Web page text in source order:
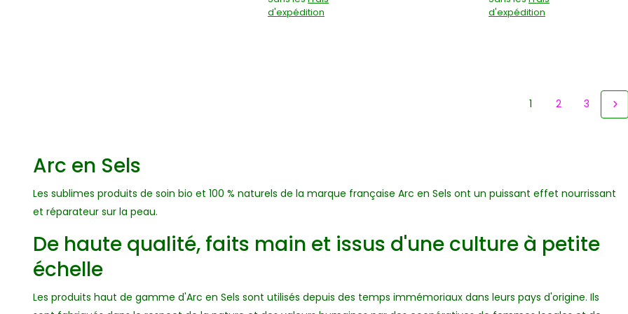
d'expédition
d'expédition
1 2 3
Arc en Sels
Les sublimes produits de soin bio et 100 % naturels de la marque française Arc en Sels ont un puissant effet nourrissant
et réparateur sur la peau.
De haute qualité, faits main et issus d'une culture à petite
échelle
Les produits haut de gamme d'Arc en Sels sont utilisés depuis des temps immémoriaux dans leurs pays d'origine. Ils